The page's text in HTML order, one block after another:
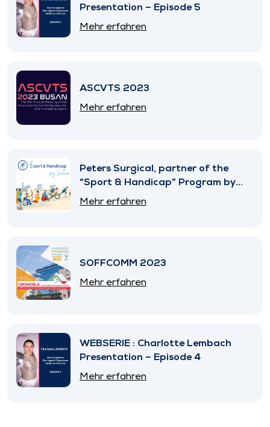
Presentation – Episode 5
Mehr erfahren
ASCVTS 2023
Mehr erfahren
Peters Surgical, partner of the
“Sport & Handicap” Program by
SNITEM
Mehr erfahren
SOFFCOMM 2023
Mehr erfahren
WEBSERIE : Charlotte Lembach
Presentation – Episode 4
Mehr erfahren